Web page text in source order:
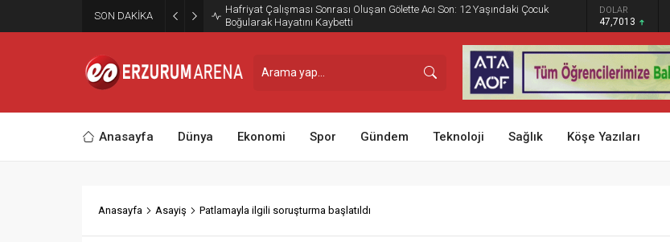
SON DAKİKA
Erzurum Kazım Karabekir Stadyumu 5 Sezon Sonra Yeniden Tam Kapasiteyle
Taraftarına Kavuştu
GRAM ALTIN DOLAR EURO
55,0086
Anasayfa Dünya Ekonomi Spor Gündem Teknoloji Sağlık Köşe Yazıları
Anasayfa Asayiş Patlamayla ilgili soruşturma başlatıldı